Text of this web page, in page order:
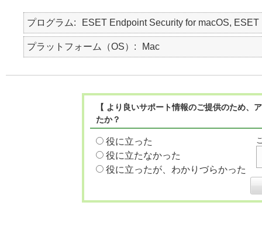
プログラム ESET Endpoint Security for macOS,
プラットフォーム（OS） Mac
【 より良いサポート情報のご提供のため
たか？
役に立った
役に立たなかった
役に立ったが、わかりづらかった